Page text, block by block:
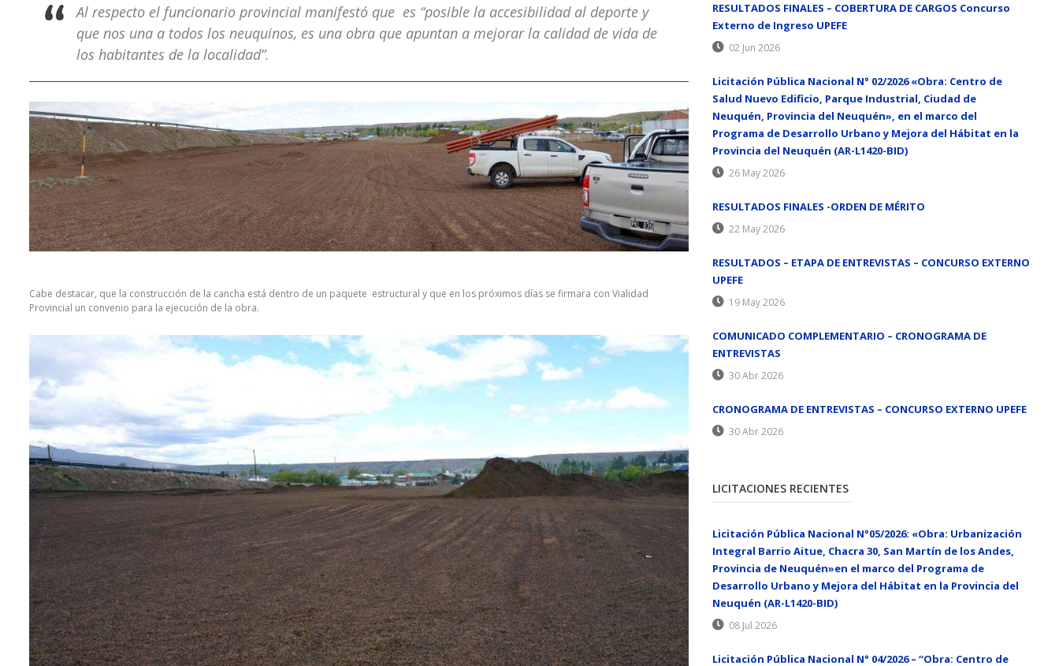
Al respecto el funcionario provincial manifestó que es “posible la accesibilidad al deporte y
que nos una a todos los neuquinos, es una obra que apuntan a mejorar la calidad de vida de
los habitantes de la localidad”.
Cabe destacar, que la construcción de la cancha está dentro de un paquete estructural y que en los próximos días se firmara con Vialidad
Provincial un convenio para la ejecución de la obra.
RESULTADOS FINALES – COBERTURA DE CARGOS Concurso
Externo de Ingreso UPEFE
02 Jun 2026
Licitación Pública Nacional N° 02/2026 «Obra: Centro de
Salud Nuevo Edificio, Parque Industrial, Ciudad de
Neuquén, Provincia del Neuquén», en el marco del
Programa de Desarrollo Urbano y Mejora del Hábitat en la
Provincia del Neuquén (AR-L1420-BID)
26 May 2026
RESULTADOS FINALES -ORDEN DE MÉRITO
22 May 2026
RESULTADOS – ETAPA DE ENTREVISTAS – CONCURSO EXTERNO
UPEFE
19 May 2026
COMUNICADO COMPLEMENTARIO – CRONOGRAMA DE
ENTREVISTAS
30 Abr 2026
CRONOGRAMA DE ENTREVISTAS – CONCURSO EXTERNO UPEFE
30 Abr 2026
LICITACIONES RECIENTES
Licitación Pública Nacional N°05/2026: «Obra: Urbanización
Integral Barrio Aitue, Chacra 30, San Martín de los Andes,
Provincia de Neuquén»en el marco del Programa de
Desarrollo Urbano y Mejora del Hábitat en la Provincia del
Neuquén (AR-L1420-BID)
08 Jul 2026
Licitación Pública Nacional N° 04/2026 – “Obra: Centro de